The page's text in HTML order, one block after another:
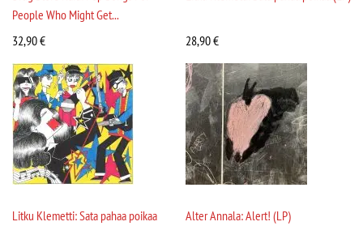
People Who Might Get...
32,90€ 28,90€
Litku Klemetti: Sata pahaa poikaa
Alter Annala: Alert! (LP)